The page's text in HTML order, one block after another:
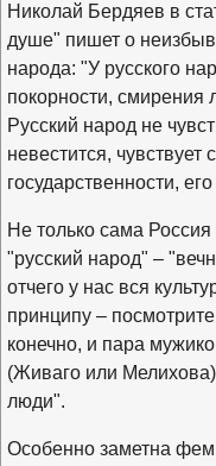
Николай Бердяев в
душе" пишет о
народа: "У русского
покорности, смирения
Русский народ не
невестится,
государственности,
Не только сама
"русский народ" –
отчего у нас вся
принципу –
конечно, и пара
(Живаго или
люди".
Особенно заметна